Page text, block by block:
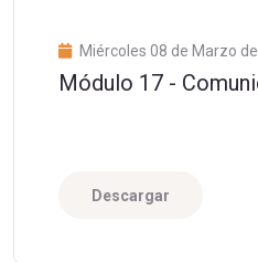
Miércoles 08 de Marzo
Módulo 17 -
Descargar